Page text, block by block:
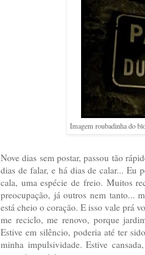
Imagem roubadinha do
Nove dias sem postar, passou tão
dias de falar, e há dias de calar... Eu
cala, uma espécie de freio. Muitos
preocupação, já outros nem tanto...
está cheio o coração. E isso vale prá
me reciclo, me renovo, porque
Estive em silêncio, poderia até ter
minha impulsividade. Estive